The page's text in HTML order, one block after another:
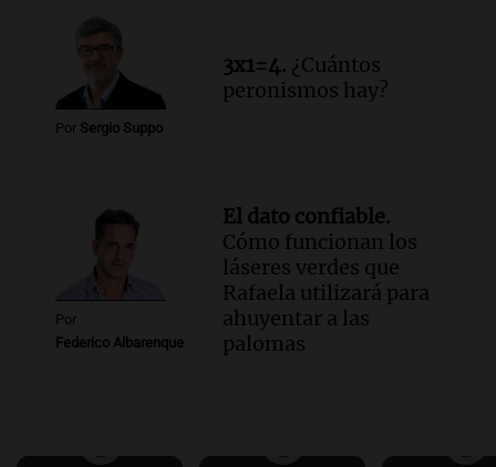
Por Sergio Suppo
3x1=4. ¿Cuántos
peronismos hay?
Por
Federico Albarenque
El dato confiable.
Cómo funcionan los
láseres verdes que
Rafaela utilizará para
ahuyentar a las
palomas